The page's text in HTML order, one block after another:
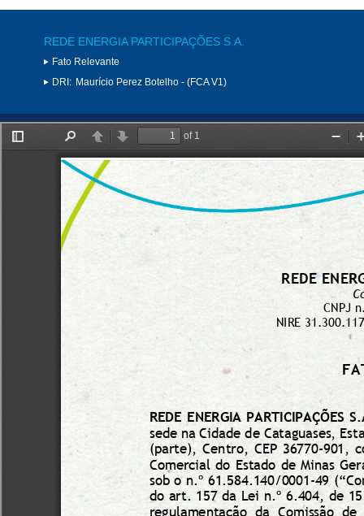
REDE ENERGIA PARTICIPAÇÕES S.A.
Fato Relevante
DRI: Maurício Perez Botelho - (FCA V1)